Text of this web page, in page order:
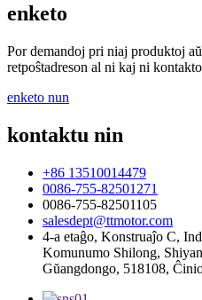
enketo
Por demandoj pri niaj produktoj
retpoŝtadreson al ni kaj ni
enketo nun
kontaktu nin
+86 13510014479
0086-755-82501271
0086-755-82501105
salesdept@ttmotor.com
4-a etaĝo, Konstruaĵo C,
Komunumo Shilong,
Gŭangdongo, 518108,